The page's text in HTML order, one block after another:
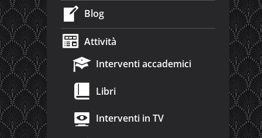
Blog
Attività
Interventi accademici
Libri
Interventi in TV